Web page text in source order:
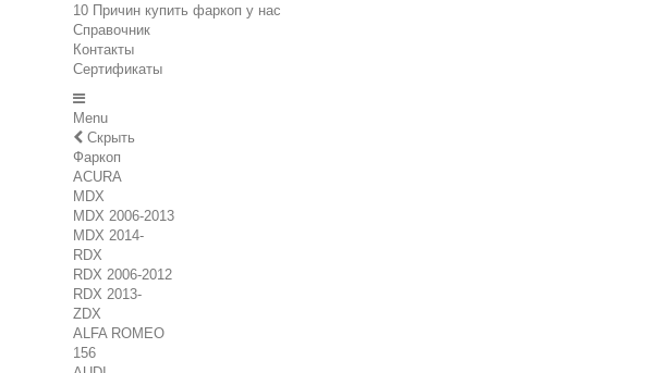
10 Причин купить фаркоп у нас
Справочник
Контакты
Сертификаты
Menu
Скрыть
Фаркоп
ACURA
MDX
MDX 2006-2013
MDX 2014-
RDX
RDX 2006-2012
RDX 2013-
ZDX
ALFA ROMEO
156